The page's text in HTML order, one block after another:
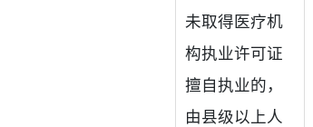
未取得医疗机
构执业许可证
擅自执业的，
由县级以上人